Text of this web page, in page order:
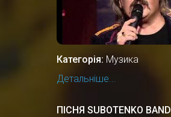
Категорія: Музика
Детальніше...
ПІСНЯ SUBOTENKO BAND